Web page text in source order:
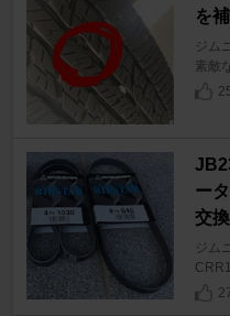
を
ジム
素敵
ー
交
ジム